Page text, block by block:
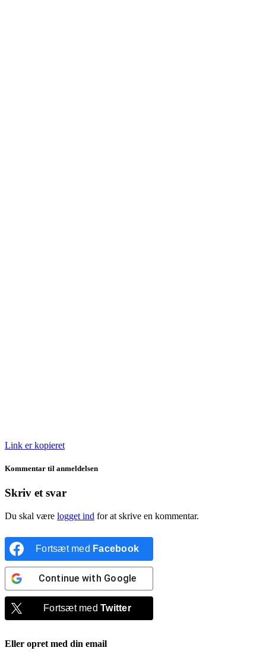
Link er kopieret
Kommentar til anmeldelsen
Skriv et svar
Du skal være logget ind for at skrive en kommentar.
Fortsæt med Facebook
Continue with Google
Fortsæt medTwitter
Eller opret med din email